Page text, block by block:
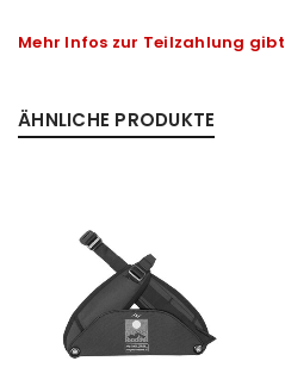
Mehr Infos zur Teilzahlung
ÄHNLICHE PRODUKTE